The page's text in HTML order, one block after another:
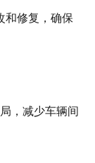
和修复，确保
，减少车辆间